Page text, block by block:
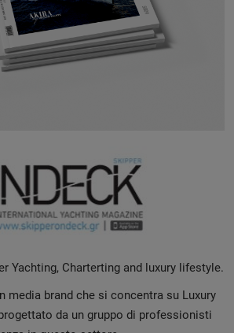
Yachting, Charterting and luxury lifestyle.
media brand che si concentra su Luxury
da un gruppo di professionisti